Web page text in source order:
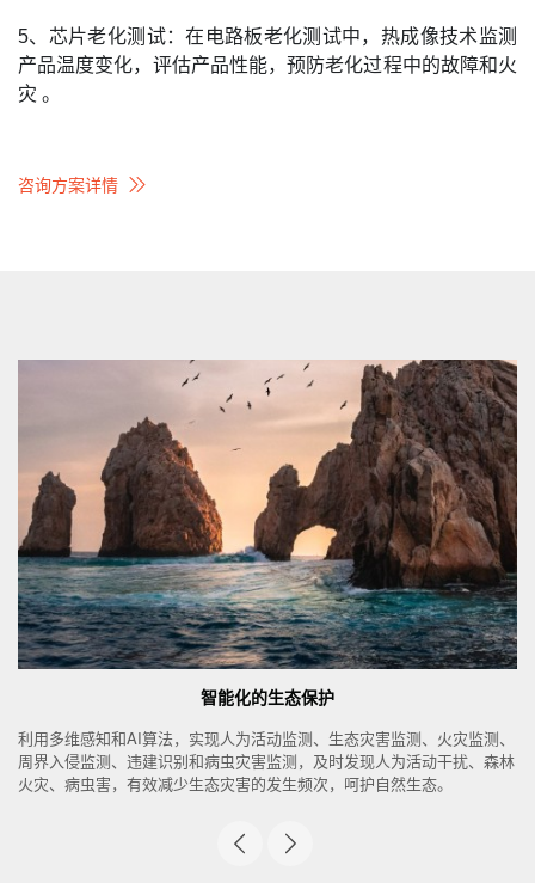
5、芯片老化测试：在电路板老化测试中，热成像技术监测
产品温度变化，评估产品性能，预防老化过程中的故障和火
灾 。
咨询方案详情
智能化的生态保护
利用多维感知和AI算法，实现人为活动监测、生态灾害监测、火灾监测、
周界入侵监测、违建识别和病虫灾害监测，及时发现人为活动干扰、森林
火灾、病虫害，有效减少生态灾害的发生频次，呵护自然生态。